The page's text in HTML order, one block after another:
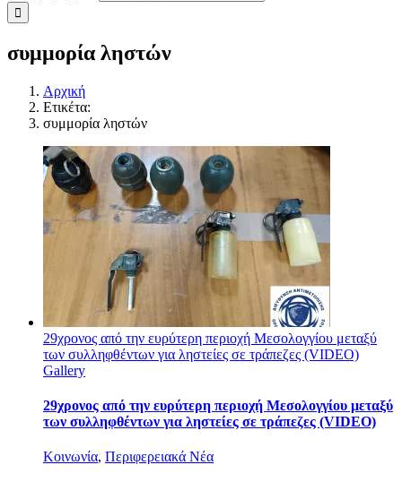
συμμορία ληστών
Αρχική
Ετικέτα:
συμμορία ληστών
29χρονος από την ευρύτερη περιοχή Μεσολογγίου μεταξύ
των συλληφθέντων για ληστείες σε τράπεζες (VIDEO)
Gallery
29χρονος από την ευρύτερη περιοχή Μεσολογγίου μεταξύ
των συλληφθέντων για ληστείες σε τράπεζες (VIDEO)
Κοινωνία, Περιφερειακά Νέα